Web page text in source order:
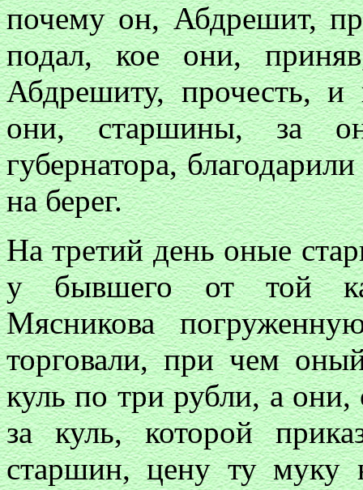
почему он, Абдрешит,
подал, кое они,
Абдрешиту, прочесть,
они, старшины, за
губернатора,
на берег.
На третий день оные
у бывшего от той
Мясникова
торговали, при чем
куль по три рубли, а
за куль, которой
старшин, цену ту муку